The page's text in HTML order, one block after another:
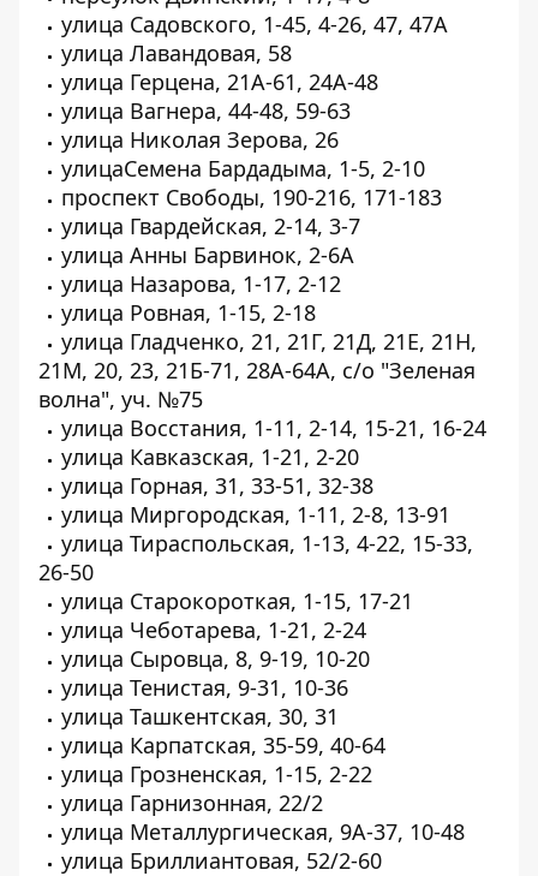
улица Садовского, 1-45, 4-26, 47, 47А
улица Лавандовая, 58
улица Герцена, 21А-61, 24А-48
улица Вагнера, 44-48, 59-63
улица Николая Зерова, 26
улицаСемена Бардадыма, 1-5, 2-10
проспект Свободы, 190-216, 171-183
улица Гвардейская, 2-14, 3-7
улица Анны Барвинок, 2-6А
улица Назарова, 1-17, 2-12
улица Ровная, 1-15, 2-18
улица Гладченко, 21, 21Г, 21Д, 21Е, 21Н,
21М, 20, 23, 21Б-71, 28А-64А, с/о "Зеленая
волна", уч. №75
улица Восстания, 1-11, 2-14, 15-21, 16-24
улица Кавказская, 1-21, 2-20
улица Горная, 31, 33-51, 32-38
улица Миргородская, 1-11, 2-8, 13-91
улица Тираспольская, 1-13, 4-22, 15-33,
26-50
улица Старокороткая, 1-15, 17-21
улица Чеботарева, 1-21, 2-24
улица Сыровца, 8, 9-19, 10-20
улица Тенистая, 9-31, 10-36
улица Ташкентская, 30, 31
улица Карпатская, 35-59, 40-64
улица Грозненская, 1-15, 2-22
улица Гарнизонная, 22/2
улица Металлургическая, 9А-37, 10-48
улица Бриллиантовая, 52/2-60